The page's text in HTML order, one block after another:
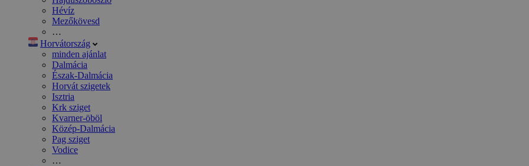
Hévíz
Mezőkövesd
…
Horvátország
minden ajánlat
Dalmácia
Észak-Dalmácia
Horvát szigetek
Isztria
Krk sziget
Kvarner-öböl
Közép-Dalmácia
Pag sziget
Vodice
…